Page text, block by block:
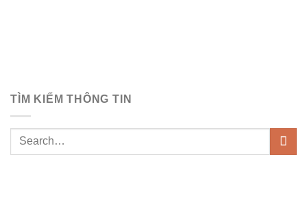
TÌM KIẾM THÔNG TIN